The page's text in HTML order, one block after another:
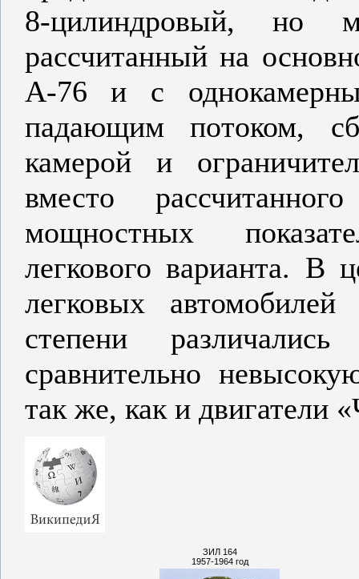
8-цилиндровый, но
рассчитанный на
А-76 и с
падающим потоком,
камерой и
вместо
мощностных
легкового варианта. В
легковых
степени
сравнительно
так же, как и двигатели
ЗИЛ 164
1957-1964 год